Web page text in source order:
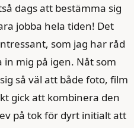
dags att bestämma sig
jobba hela tiden! Det
som jag har råd
mig på igen. Nåt som
så väl att både foto, film
gick att kombinera den
på tok för dyrt initialt att